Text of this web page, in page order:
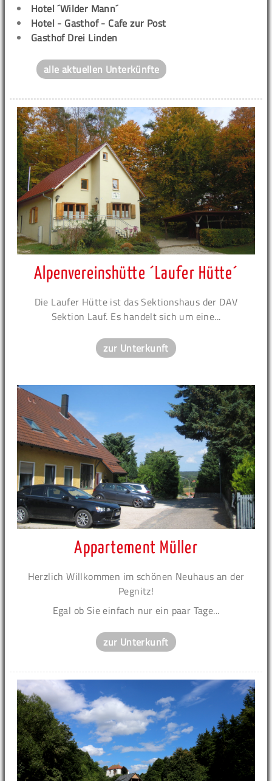
Hotel ´Wilder Mann´
Hotel - Gasthof - Cafe zur Post
Gasthof Drei Linden
alle aktuellen Unterkünfte
Alpenvereinshütte ´Laufer Hütte´
Die Laufer Hütte ist das Sektionshaus der DAV
Sektion Lauf. Es handelt sich um eine...
zur Unterkunft
Appartement Müller
Herzlich Willkommen im schönen Neuhaus an der
Pegnitz!
Egal ob Sie einfach nur ein paar Tage...
zur Unterkunft